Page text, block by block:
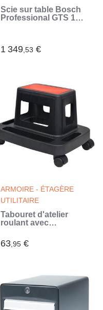
Scie sur table Bosch
Professional GTS 10
1 349,53 €
ARMOIRE - ÉTAGÈRE
UTILITAIRE
Tabouret d'atelier
roulant avec
(Noir)
63,95 €